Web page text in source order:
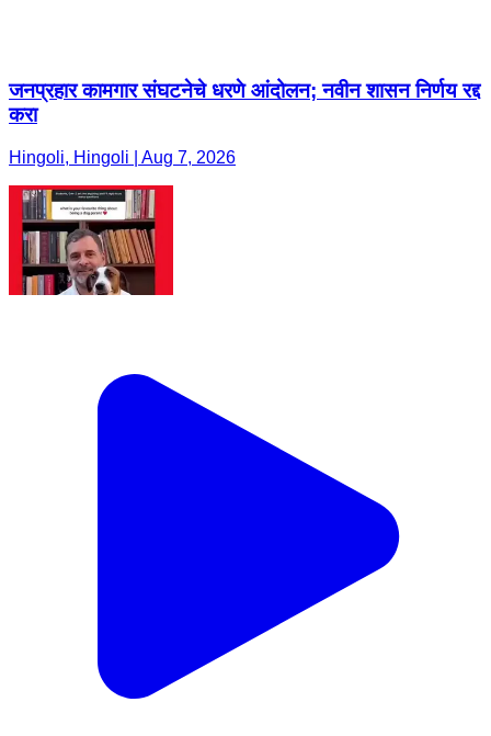
जनप्रहार कामगार संघटनेचे धरणे आंदोलन; नवीन शासन निर्णय रद्द
करा
Hingoli, Hingoli | Aug 7, 2026